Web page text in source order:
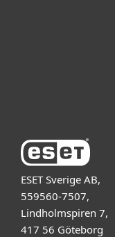
ESET Sverige AB,
559560-7507,
Lindholmspiren 7,
417 56 Göteborg